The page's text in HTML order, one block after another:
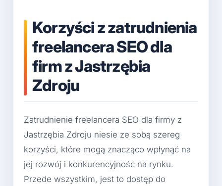
Korzyści z zatrudnienia
freelancera SEO dla
firm z Jastrzębia
Zdroju
Zatrudnienie freelancera SEO dla firmy z
Jastrzębia Zdroju niesie ze sobą szereg
korzyści, które mogą znacząco wpłynąć na
jej rozwój i konkurencyjność na rynku.
Przede wszystkim, jest to dostęp do